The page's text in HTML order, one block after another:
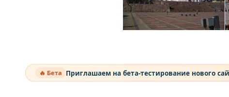
🔥 Бета Приглашаем на бета-тестирование нового